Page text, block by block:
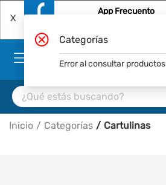
X
App Frecuento
Inicio Categorías Cartulinas
Categorías
Error al consultar productos